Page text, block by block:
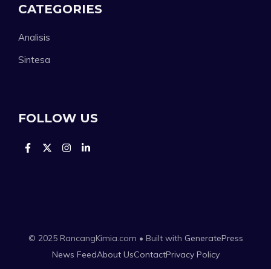
CATEGORIES
Analisis
Sintesa
FOLLOW US
© 2025 RancangKimia.com • Built with GeneratePress
News FeedAbout UsContactPrivacy Policy